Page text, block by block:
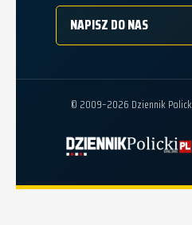
NAPISZ DO NAS
© 2009–2026 Dziennik